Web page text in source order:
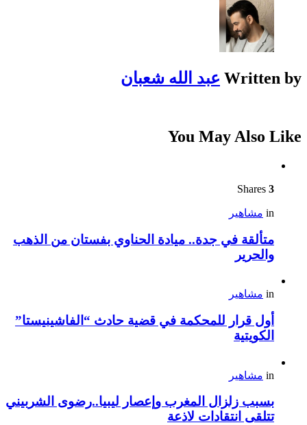
Written by عبد الله شعبان
You May Also Like
3
in مشاهير
متألقة في جدة.. ميادة الحناوي بفستان من الذهب
والحرير
in مشاهير
أول قرار للمحكمة في قضية حادث “الفاشينيستا”
الكويتية
in مشاهير
بسبب زلزال المغرب وإعصار ليبيا..رضوى الشربيني
تتلقى انتقادات لاذعة